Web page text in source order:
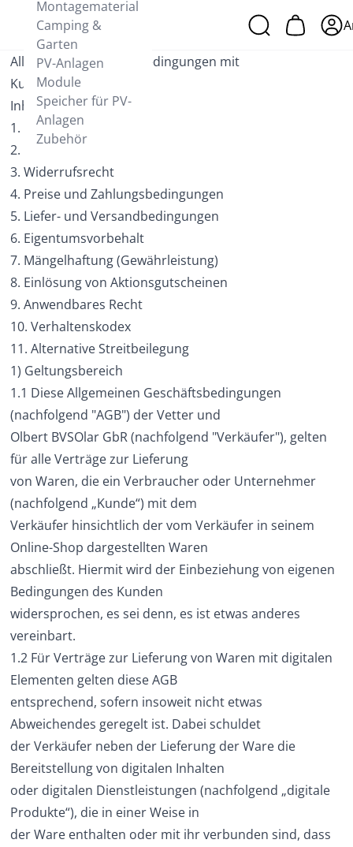
Montagematerial
Camping &
Garten
PV-Anlagen
Module
Speicher für PV-
Anlagen
Zubehör
Allgemeine Geschäftsbedingungen mit
Kundeninformationen
Inhaltsverzeichnis
1. Geltungsbereich
2. Vertragsschluss
3. Widerrufsrecht
4. Preise und Zahlungsbedingungen
5. Liefer- und Versandbedingungen
6. Eigentumsvorbehalt
7. Mängelhaftung (Gewährleistung)
8. Einlösung von Aktionsgutscheinen
9. Anwendbares Recht
10. Verhaltenskodex
11. Alternative Streitbeilegung
1) Geltungsbereich
1.1 Diese Allgemeinen Geschäftsbedingungen
(nachfolgend "AGB") der Vetter und
Olbert BVSOlar GbR (nachfolgend "Verkäufer"), gelten
für alle Verträge zur Lieferung
von Waren, die ein Verbraucher oder Unternehmer
(nachfolgend „Kunde“) mit dem
Verkäufer hinsichtlich der vom Verkäufer in seinem
Online-Shop dargestellten Waren
abschließt. Hiermit wird der Einbeziehung von eigenen
Bedingungen des Kunden
widersprochen, es sei denn, es ist etwas anderes
vereinbart.
1.2 Für Verträge zur Lieferung von Waren mit digitalen
Elementen gelten diese AGB
entsprechend, sofern insoweit nicht etwas
Abweichendes geregelt ist. Dabei schuldet
der Verkäufer neben der Lieferung der Ware die
Bereitstellung von digitalen Inhalten
oder digitalen Dienstleistungen (nachfolgend „digitale
Produkte“), die in einer Weise in
der Ware enthalten oder mit ihr verbunden sind, dass